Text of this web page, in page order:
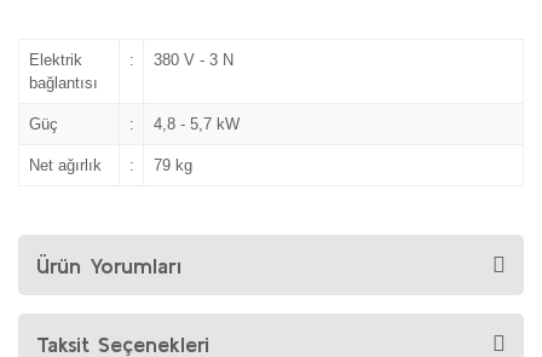
Elektrik
bağlantısı
: 380 V - 3 N
Güç : 4,8 - 5,7 kW
Net ağırlık : 79 kg
Ürün Yorumları
Taksit Seçenekleri